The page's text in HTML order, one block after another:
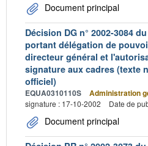
Document principal
Décision DG n° 2002-3084
portant délégation de
directeur général et
signature aux cadres (texte
officiel)
EQUA0310110S Administration
signature : 17-10-2002
Date de
Document principal